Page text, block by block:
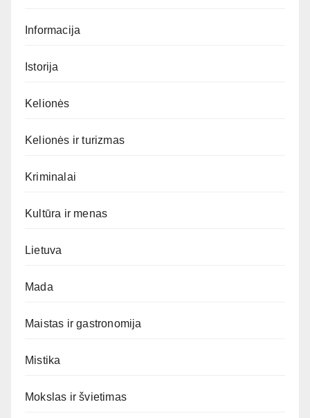
Informacija
Istorija
Kelionės
Kelionės ir turizmas
Kriminalai
Kultūra ir menas
Lietuva
Mada
Maistas ir gastronomija
Mistika
Mokslas ir švietimas